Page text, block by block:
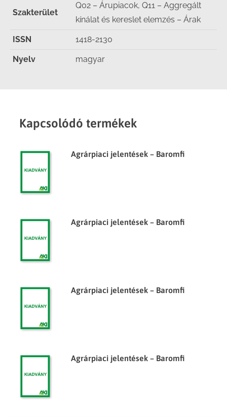
Szakterület
Q02 – Árupiacok, Q11 – Aggregált
kínálat és kereslet elemzés – Árak
ISSN 1418-2130
Nyelv magyar
Kapcsolódó termékek
Agrárpiaci jelentések – Baromfi
Agrárpiaci jelentések – Baromfi
Agrárpiaci jelentések – Baromfi
Agrárpiaci jelentések – Baromfi